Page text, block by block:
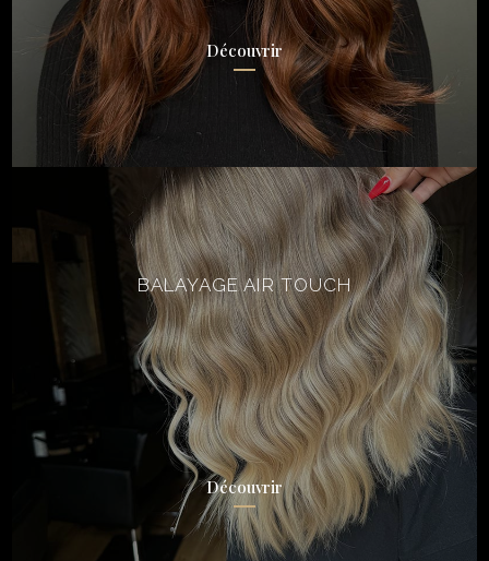
Découvrir
BALAYAGE AIR TOUCH
Découvrir